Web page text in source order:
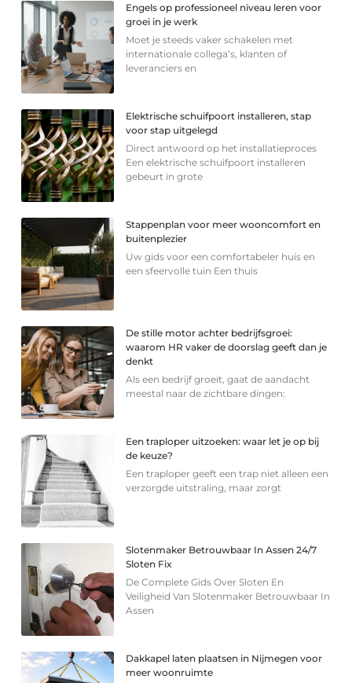
Engels op professioneel niveau leren voor
groei in je werk
Moet je steeds vaker schakelen met
internationale collega’s, klanten of
leveranciers en
Elektrische schuifpoort installeren, stap
voor stap uitgelegd
Direct antwoord op het installatieproces
Een elektrische schuifpoort installeren
gebeurt in grote
Stappenplan voor meer wooncomfort en
buitenplezier
Uw gids voor een comfortabeler huis en
een sfeervolle tuin Een thuis
De stille motor achter bedrijfsgroei:
waarom HR vaker de doorslag geeft dan je
denkt
Als een bedrijf groeit, gaat de aandacht
meestal naar de zichtbare dingen:
Een traploper uitzoeken: waar let je op bij
de keuze?
Een traploper geeft een trap niet alleen een
verzorgde uitstraling, maar zorgt
Slotenmaker Betrouwbaar In Assen 24/7
Sloten Fix
De Complete Gids Over Sloten En
Veiligheid Van Slotenmaker Betrouwbaar In
Assen
Dakkapel laten plaatsen in Nijmegen voor
meer woonruimte